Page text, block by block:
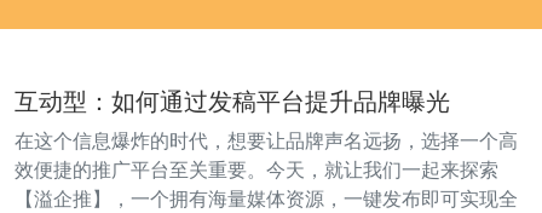
互动型：如何通过发稿平台提升品牌曝光
在这个信息爆炸的时代，想要让品牌声名远扬，选择一个高
效便捷的推广平台至关重要。今天，就让我们一起来探索
【溢企推】，一个拥有海量媒体资源，一键发布即可实现全